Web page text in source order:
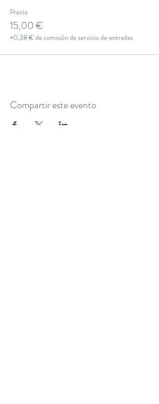
Precio
15,00 €
+0,38 € de comisión de servicio de entradas
Compartir este evento